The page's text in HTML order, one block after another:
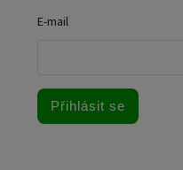
E-mail
Přihlásit se